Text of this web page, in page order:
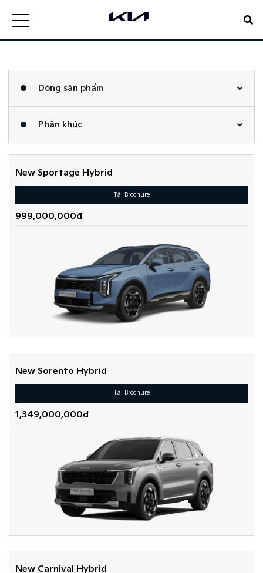
Dòng sản phẩm
Phân khúc
New Sportage Hybrid
Tải Brochure
999,000,000đ
New Sorento Hybrid
Tải Brochure
1,349,000,000đ
New Carnival Hybrid